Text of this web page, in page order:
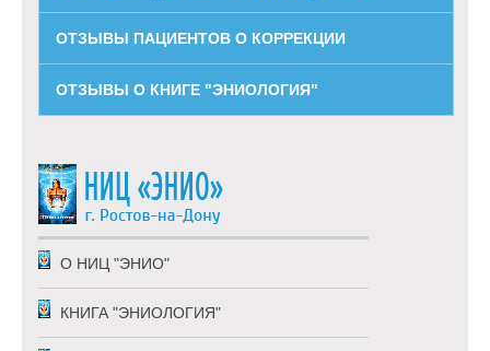
ОТЗЫВЫ ПАЦИЕНТОВ О КОРРЕКЦИИ
ОТЗЫВЫ О КНИГЕ "ЭНИОЛОГИЯ"
О НИЦ "ЭНИО"
КНИГА "ЭНИОЛОГИЯ"